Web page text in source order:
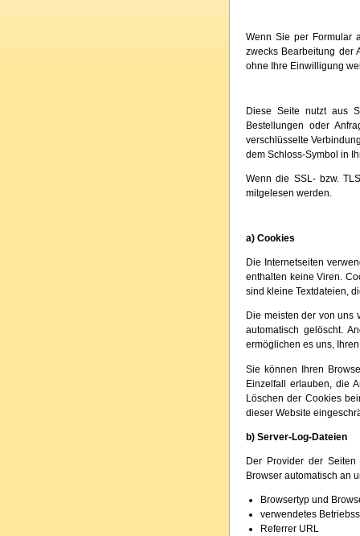
Wenn Sie per Formular
zwecks Bearbeitung der
ohne Ihre Einwilligung
Diese Seite nutzt aus
Bestellungen oder
verschlüsselte
dem Schloss-Symbol in
Wenn die SSL- bzw.
mitgelesen werden.
a) Cookies
Die Internetseiten
enthalten keine Viren.
sind kleine Textdateien,
Die meisten der von uns
automatisch gelöscht.
ermöglichen es uns,
Sie können Ihren
Einzelfall erlauben, die
Löschen der Cookies
dieser Website
b) Server-Log-Dateien
Der Provider der
Browser automatisch an
Browsertyp und
verwendetes
Referrer URL